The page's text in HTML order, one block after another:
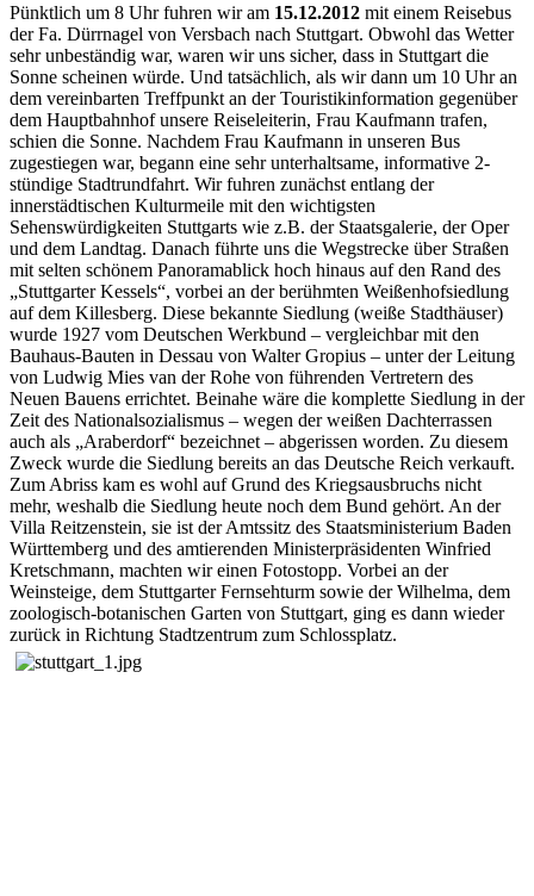
Pünktlich um 8 Uhr fuhren wir am 15.12.2012 mit einem Reisebus
der Fa. Dürrnagel von Versbach nach Stuttgart. Obwohl das Wetter
sehr unbeständig war, waren wir uns sicher, dass in Stuttgart die
Sonne scheinen würde. Und tatsächlich, als wir dann um 10 Uhr an
dem vereinbarten Treffpunkt an der Touristikinformation gegenüber
dem Hauptbahnhof unsere Reiseleiterin, Frau Kaufmann trafen,
schien die Sonne. Nachdem Frau Kaufmann in unseren Bus
zugestiegen war, begann eine sehr unterhaltsame, informative 2-
stündige Stadtrundfahrt. Wir fuhren zunächst entlang der
innerstädtischen Kulturmeile mit den wichtigsten
Sehenswürdigkeiten Stuttgarts wie z.B. der Staatsgalerie, der Oper
und dem Landtag. Danach führte uns die Wegstrecke über Straßen
mit selten schönem Panoramablick hoch hinaus auf den Rand des
„Stuttgarter Kessels“, vorbei an der berühmten Weißenhofsiedlung
auf dem Killesberg. Diese bekannte Siedlung (weiße Stadthäuser)
wurde 1927 vom Deutschen Werkbund – vergleichbar mit den
Bauhaus-Bauten in Dessau von Walter Gropius – unter der Leitung
von Ludwig Mies van der Rohe von führenden Vertretern des
Neuen Bauens errichtet. Beinahe wäre die komplette Siedlung in der
Zeit des Nationalsozialismus – wegen der weißen Dachterrassen
auch als „Araberdorf“ bezeichnet – abgerissen worden. Zu diesem
Zweck wurde die Siedlung bereits an das Deutsche Reich verkauft.
Zum Abriss kam es wohl auf Grund des Kriegsausbruchs nicht
mehr, weshalb die Siedlung heute noch dem Bund gehört. An der
Villa Reitzenstein, sie ist der Amtssitz des Staatsministerium Baden
Württemberg und des amtierenden Ministerpräsidenten Winfried
Kretschmann, machten wir einen Fotostopp. Vorbei an der
Weinsteige, dem Stuttgarter Fernsehturm sowie der Wilhelma, dem
zoologisch-botanischen Garten von Stuttgart, ging es dann wieder
zurück in Richtung Stadtzentrum zum Schlossplatz.